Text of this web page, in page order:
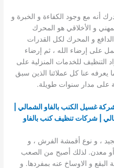
أنه مع وجود الكفاءة و الخبرة و
و الأخلاقي هو المحرك
و المحرك لكل القدرات
على إرضاء الله ، ثم إرضاء
للخدمات المنزلية على
يعرفه عنا كل عملائنا الذين سبق
على مدار سنوات طويلة.
غسيل الكنب بالفاو الشمالي |
| شركات تنظيف كنب بالفاو
، و نوع أقمشة الفرش ، و
معدن. لذلك أصبح من الصعب
و الاوساخ عنه بمفردها. و